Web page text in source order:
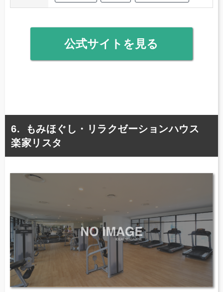
公式サイトを見る
もみほぐし・リラクゼーションハウス
楽家リスタ